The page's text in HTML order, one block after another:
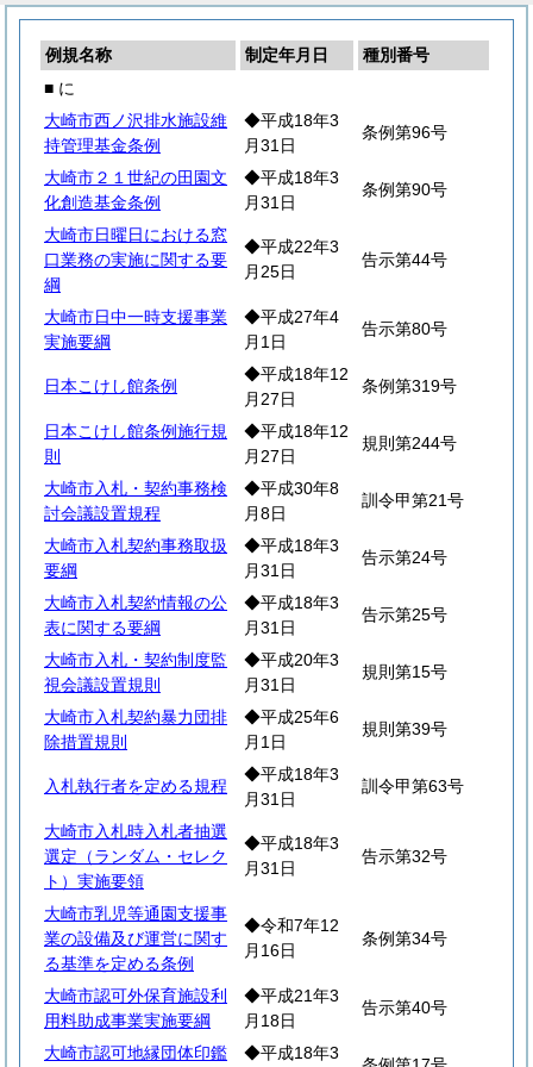
例規名称 制定年月日
種別番号
■ に
大崎市西ノ沢排水施設維
持管理基金条例
◆平成18年3
月31日
条例第96号
大崎市２１世紀の田園文
化創造基金条例
◆平成18年3
月31日
条例第90号
大崎市日曜日における窓
口業務の実施に関する要
綱
◆平成22年3
月25日
告示第44号
大崎市日中一時支援事業
実施要綱
◆平成27年4
月1日
告示第80号
日本こけし館条例
◆平成18年12
月27日
条例第319号
日本こけし館条例施行規
則
◆平成18年12
月27日
規則第244号
大崎市入札・契約事務検
討会議設置規程
◆平成30年8
月8日
訓令甲第21号
大崎市入札契約事務取扱
要綱
◆平成18年3
月31日
告示第24号
大崎市入札契約情報の公
表に関する要綱
◆平成18年3
月31日
告示第25号
大崎市入札・契約制度監
視会議設置規則
◆平成20年3
月31日
規則第15号
大崎市入札契約暴力団排
除措置規則
◆平成25年6
月1日
規則第39号
入札執行者を定める規程
◆平成18年3
月31日
訓令甲第63号
大崎市入札時入札者抽選
選定（ランダム・セレク
ト）実施要領
◆平成18年3
月31日
告示第32号
大崎市乳児等通園支援事
業の設備及び運営に関す
る基準を定める条例
◆令和7年12
月16日
条例第34号
大崎市認可外保育施設利
用料助成事業実施要綱
◆平成21年3
月18日
告示第40号
大崎市認可地縁団体印鑑 ◆平成18年3